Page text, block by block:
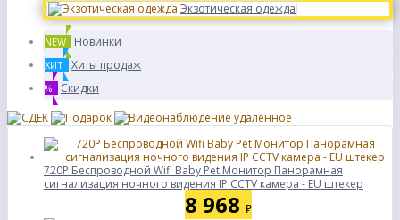
Экзотическая одежда
NEW Новинки
ХИТ Хиты продаж
% Скидки
720P Беспроводной Wifi Baby Pet Монитор Панорамная
сигнализация ночного видения IP CCTV камера - EU штекер
8 968 ₽